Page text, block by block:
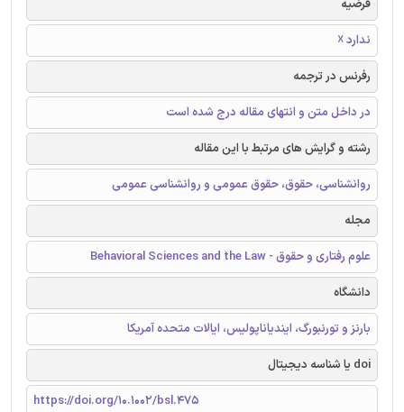
فرضیه
ندارد ☓
رفرنس در ترجمه
در داخل متن و انتهای مقاله درج شده است
رشته و گرایش های مرتبط با این مقاله
روانشناسی، حقوق، حقوق عمومی و روانشناسی عمومی
مجله
علوم رفتاری و حقوق - Behavioral Sciences and the Law
دانشگاه
بارنز و تورنبورگ، ایندیاناپولیس، ایالات متحده آمریکا
doi یا شناسه دیجیتال
https://doi.org/10.1002/bsl.475